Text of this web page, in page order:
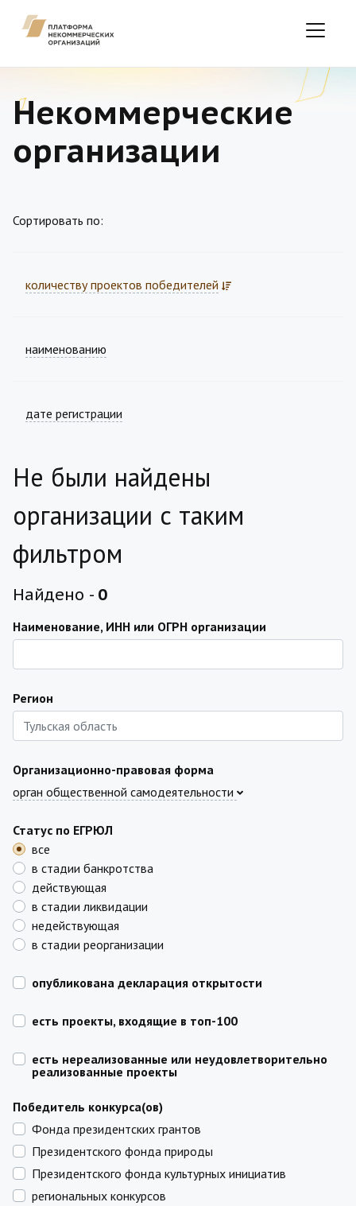
Некоммерческие
организации
Сортировать по:
количеству проектов победителей
наименованию
дате регистрации
Не были найдены
организации с таким
фильтром
Найдено - 0
Наименование, ИНН или ОГРН организации
Регион
Организационно-правовая форма
орган общественной самодеятельности
Статус по ЕГРЮЛ
все
в стадии банкротства
действующая
в стадии ликвидации
недействующая
в стадии реорганизации
опубликована декларация открытости
есть проекты, входящие в топ-100
есть нереализованные или неудовлетворительно
реализованные проекты
Победитель конкурса(ов)
Фонда президентских грантов
Президентского фонда природы
Президентского фонда культурных инициатив
региональных конкурсов